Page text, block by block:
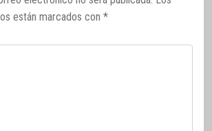
están marcados con *